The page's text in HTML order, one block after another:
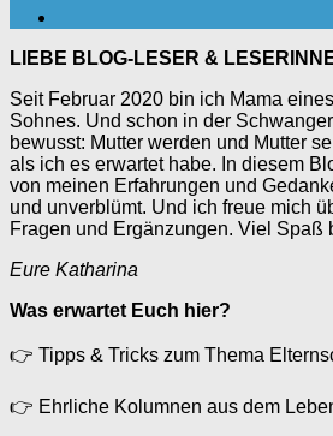
LIEBE BLOG-LESER &
Seit Februar 2020 bin ich Mama
Sohnes. Und schon in der
bewusst: Mutter werden und Mutter
als ich es erwartet habe. In diesem
von meinen Erfahrungen und
und unverblümt. Und ich freue mich
Fragen und Ergänzungen. Viel Spaß
Eure Katharina
Was erwartet Euch hier?
👉 Tipps & Tricks zum Thema
👉 Ehrliche Kolumnen aus dem